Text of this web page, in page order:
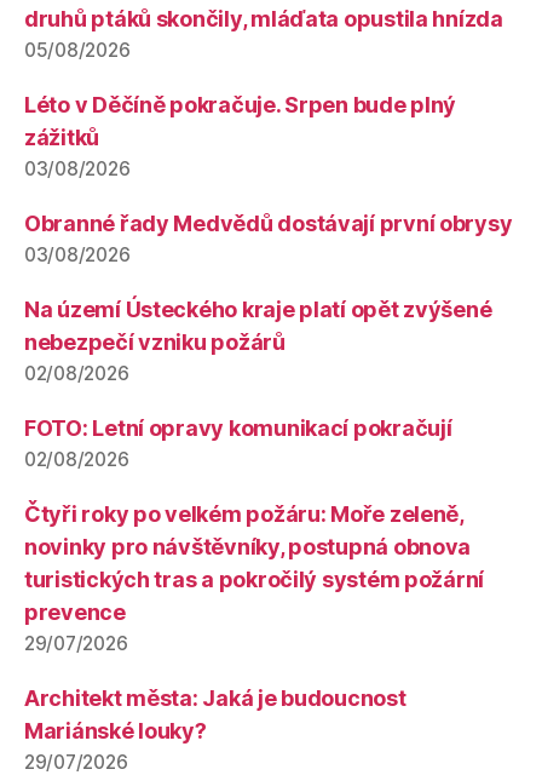
druhů ptáků skončily, mláďata opustila hnízda
05/08/2026
Léto v Děčíně pokračuje. Srpen bude plný
zážitků
03/08/2026
Obranné řady Medvědů dostávají první obrysy
03/08/2026
Na území Ústeckého kraje platí opět zvýšené
nebezpečí vzniku požárů
02/08/2026
FOTO: Letní opravy komunikací pokračují
02/08/2026
Čtyři roky po velkém požáru: Moře zeleně,
novinky pro návštěvníky, postupná obnova
turistických tras a pokročilý systém požární
prevence
29/07/2026
Architekt města: Jaká je budoucnost
Mariánské louky?
29/07/2026